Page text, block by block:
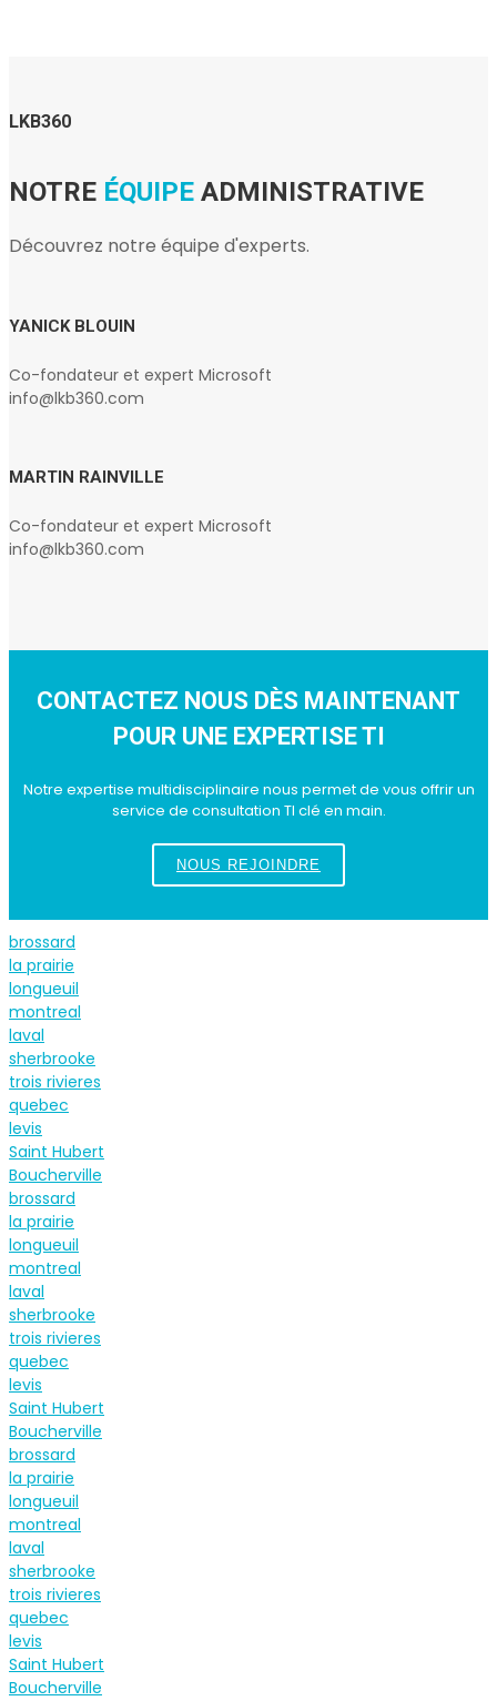
LKB360
NOTRE ÉQUIPE ADMINISTRATIVE
Découvrez notre équipe d'experts.
YANICK BLOUIN
Co-fondateur et expert Microsoft
info@lkb360.com
MARTIN RAINVILLE
Co-fondateur et expert Microsoft
info@lkb360.com
CONTACTEZ NOUS DÈS MAINTENANT
POUR UNE EXPERTISE TI
Notre expertise multidisciplinaire nous permet de vous offrir un
service de consultation TI clé en main.
NOUS REJOINDRE
brossard
la prairie
longueuil
montreal
laval
sherbrooke
trois rivieres
quebec
levis
Saint Hubert
Boucherville
brossard
la prairie
longueuil
montreal
laval
sherbrooke
trois rivieres
quebec
levis
Saint Hubert
Boucherville
brossard
la prairie
longueuil
montreal
laval
sherbrooke
trois rivieres
quebec
levis
Saint Hubert
Boucherville